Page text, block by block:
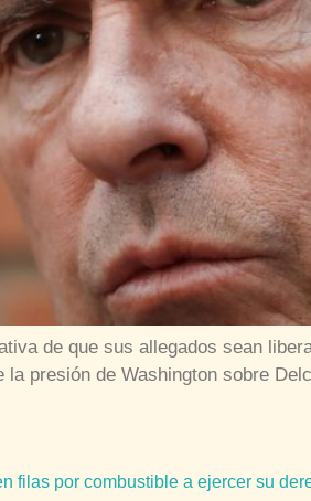
de que sus allegados sean
presión de Washington sobre
filas por combustible a ejercer su